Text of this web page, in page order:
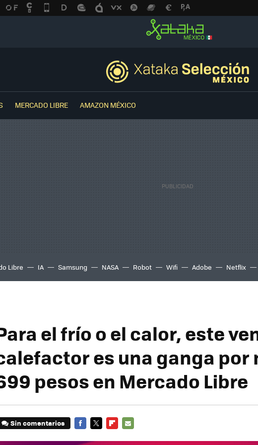
MERCADO LIBRE AMAZON MÉXICO
Libre IA Samsung NASA Robot Wifi Adobe Netflix
el frío o el calor, este
es una ganga por
pesos en Mercado Libre
Sin comentarios